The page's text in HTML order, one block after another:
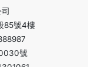
85號4樓
號